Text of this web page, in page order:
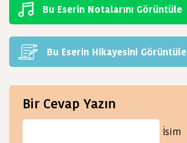
Bu Eserin Notalarını Görüntüle
Bu Eserin Hikayesini Görüntüle
Bir Cevap Yazın
İsim